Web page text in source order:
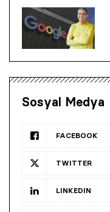
Sosyal Medya
FACEBOOK
TWITTER
LINKEDIN